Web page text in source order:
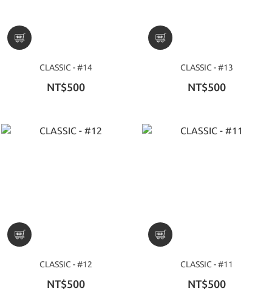
CLASSIC - #14
NT$500
CLASSIC - #13
NT$500
CLASSIC - #12
NT$500
CLASSIC - #11
NT$500